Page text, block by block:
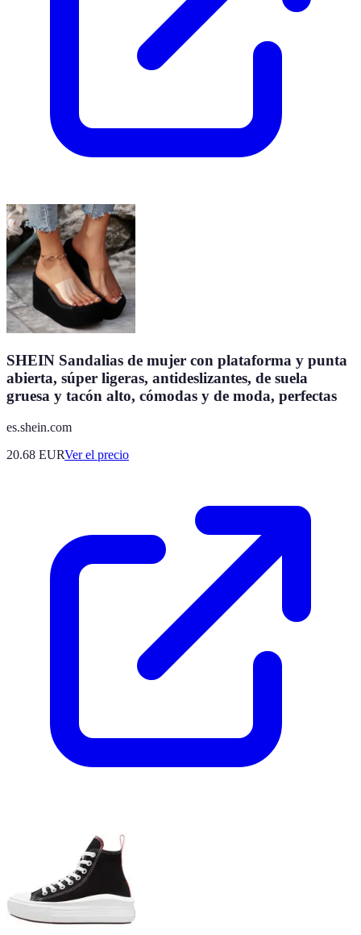
SHEIN Sandalias de mujer con plataforma y punta
abierta, súper ligeras, antideslizantes, de suela
gruesa y tacón alto, cómodas y de moda, perfectas
es.shein.com
20.68 EURVer el precio